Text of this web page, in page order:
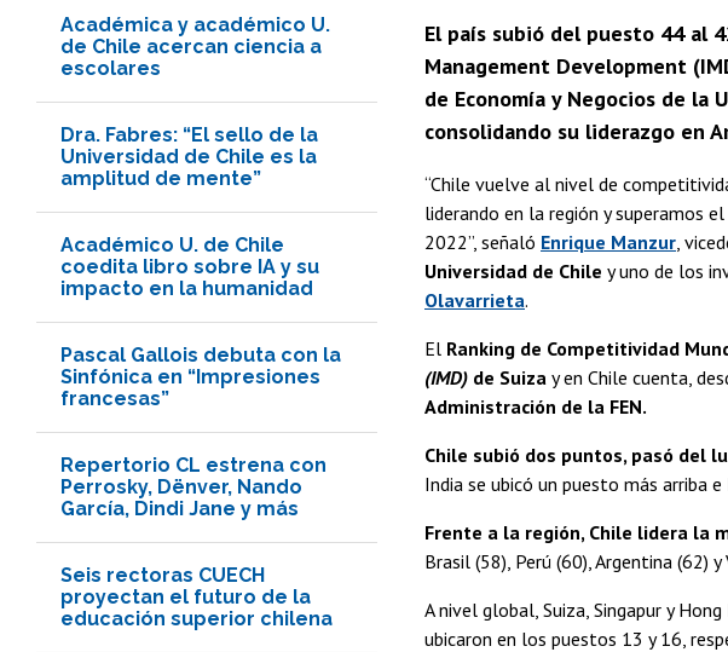
Académica y académico U.
de Chile acercan ciencia a
escolares
Dra. Fabres: “El sello de la
Universidad de Chile es la
amplitud de mente”
Académico U. de Chile
coedita libro sobre IA y su
impacto en la humanidad
Pascal Gallois debuta con la
Sinfónica en “Impresiones
francesas”
Repertorio CL estrena con
Perrosky, Dënver, Nando
García, Dindi Jane y más
Seis rectoras CUECH
proyectan el futuro de la
educación superior chilena
El país subió del puesto 44 al
Management Development
de Economía y Negocios de la
consolidando su liderazgo en
“Chile vuelve al nivel de
liderando en la región y superamos
2022”, señaló Enrique Manzur ,
Universidad de Chile y uno de los
Olavarrieta.
El Ranking de Competitividad
(IMD) de Suiza y en Chile cuenta,
Administración de la FEN.
Chile subió dos puntos, pasó del
India se ubicó un puesto más arriba
Frente a la región, Chile lidera la
Brasil (58), Perú (60), Argentina (62) y
A nivel global, Suiza, Singapur y
ubicaron en los puestos 13 y 16,